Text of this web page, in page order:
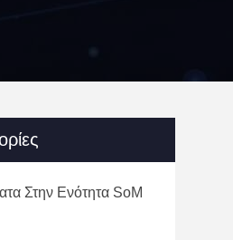
Στην Ενότητα SoM